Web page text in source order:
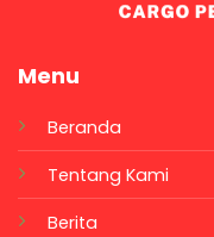
Menu
Beranda
Tentang Kami
Berita